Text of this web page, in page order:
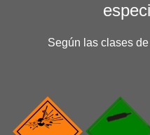
Según las clases